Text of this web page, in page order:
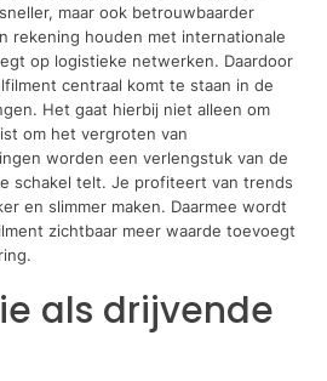
maar ook betrouwbaarder
rekening houden met internationale
op logistieke netwerken. Daardoor
centraal komt te staan in de
Het gaat hierbij niet alleen om
om het vergroten van
worden een verlengstuk van de
schakel telt. Je profiteert van trends
en slimmer maken. Daarmee wordt
zichtbaar meer waarde toevoegt
als drijvende